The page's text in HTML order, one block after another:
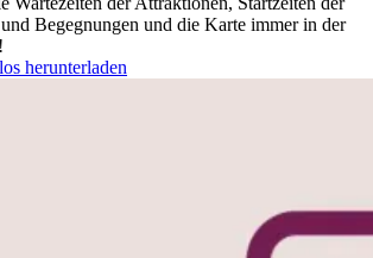
Begegnungen und die Karte immer in der
herunterladen